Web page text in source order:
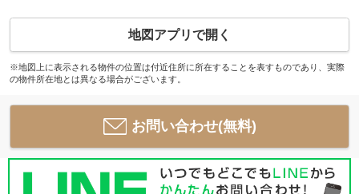
地図アプリで開く
※地図上に表示される物件の位置は付近住所に所在することを表すものであり、実際
の物件所在地とは異なる場合がございます。
お問い合わせ(無料)